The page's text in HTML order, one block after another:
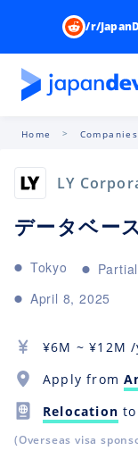
/r/
Home Companies
LY
データベー
Tokyo
April 8, 2025
¥6M ~ ¥12M
Apply from
Relocation to
(Overseas visa